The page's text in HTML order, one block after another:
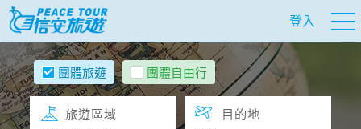
登入
團體旅遊 團體自由行
旅遊區域 目的地